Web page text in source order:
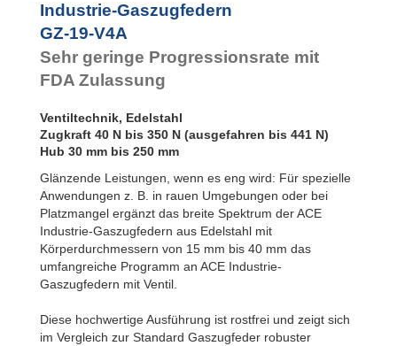
Industrie-Gaszugfedern
GZ-19-V4A
Sehr geringe Progressionsrate mit
FDA Zulassung
Ventiltechnik, Edelstahl
Zugkraft 40 N bis 350 N (ausgefahren bis 441 N)
Hub 30 mm bis 250 mm
Glänzende Leistungen, wenn es eng wird: Für spezielle
Anwendungen z. B. in rauen Umgebungen oder bei
Platzmangel ergänzt das breite Spektrum der ACE
Industrie-Gaszugfedern aus Edelstahl mit
Körperdurchmessern von 15 mm bis 40 mm das
umfangreiche Programm an ACE Industrie-
Gaszugfedern mit Ventil.
Diese hochwertige Ausführung ist rostfrei und zeigt sich
im Vergleich zur Standard Gaszugfeder robuster